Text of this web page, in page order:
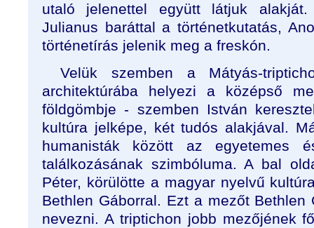
utaló jelenettel együtt látjuk
Julianus baráttal a történetkutatás,
történetírás jelenik meg a freskón.
Velük szemben a Mátyás-
architektúrába helyezi a középső
földgömbje - szemben István
kultúra jelképe, két tudós alakjával.
humanisták között az egyetemes
találkozásának szimbóluma. A bal
Péter, körülötte a magyar nyelvű
Bethlen Gáborral. Ezt a mezőt
nevezni. A triptichon jobb mezőjének